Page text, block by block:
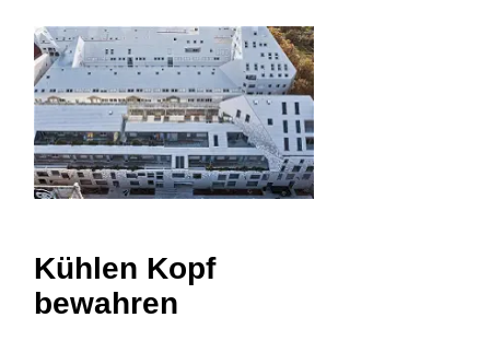
Kühlen Kopf
bewahren